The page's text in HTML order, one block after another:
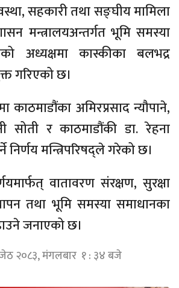
सहकारी तथा सङ्घीय मामिला
मन्त्रालयअन्तर्गत भूमि समस्या
अध्यक्षमा कास्कीका बलभद्र
गरिएको छ।
काठमाडौंका अमिरप्रसाद न्यौपाने,
सोती र काठमाडौंकी डा. रेहना
निर्णय मन्त्रिपरिषद्ले गरेको छ।
वातावरण संरक्षण, सुरक्षा
तथा भूमि समस्या समाधानका
जनाएको छ।
जेठ २०८३, मंगलबार १ : ३४ बजे